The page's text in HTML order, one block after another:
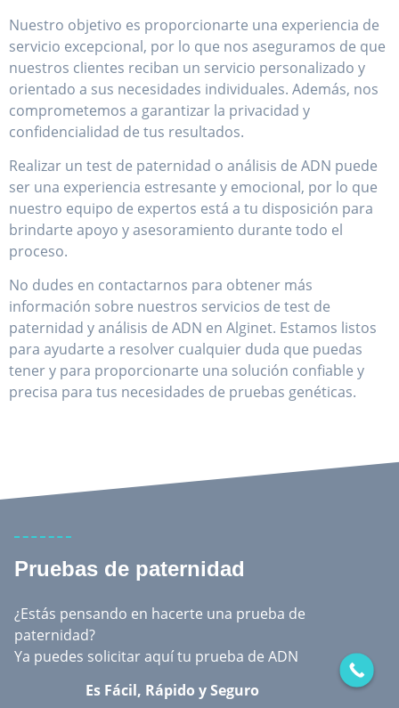
Nuestro objetivo es proporcionarte una experiencia de
servicio excepcional, por lo que nos aseguramos de que
nuestros clientes reciban un servicio personalizado y
orientado a sus necesidades individuales. Además, nos
comprometemos a garantizar la privacidad y
confidencialidad de tus resultados.
Realizar un test de paternidad o análisis de ADN puede
ser una experiencia estresante y emocional, por lo que
nuestro equipo de expertos está a tu disposición para
brindarte apoyo y asesoramiento durante todo el
proceso.
No dudes en contactarnos para obtener más
información sobre nuestros servicios de test de
paternidad y análisis de ADN en Alginet. Estamos listos
para ayudarte a resolver cualquier duda que puedas
tener y para proporcionarte una solución confiable y
precisa para tus necesidades de pruebas genéticas.
Pruebas de paternidad
¿Estás pensando en hacerte una prueba de
paternidad?
Ya puedes solicitar aquí tu prueba de ADN
Es Fácil, Rápido y Seguro